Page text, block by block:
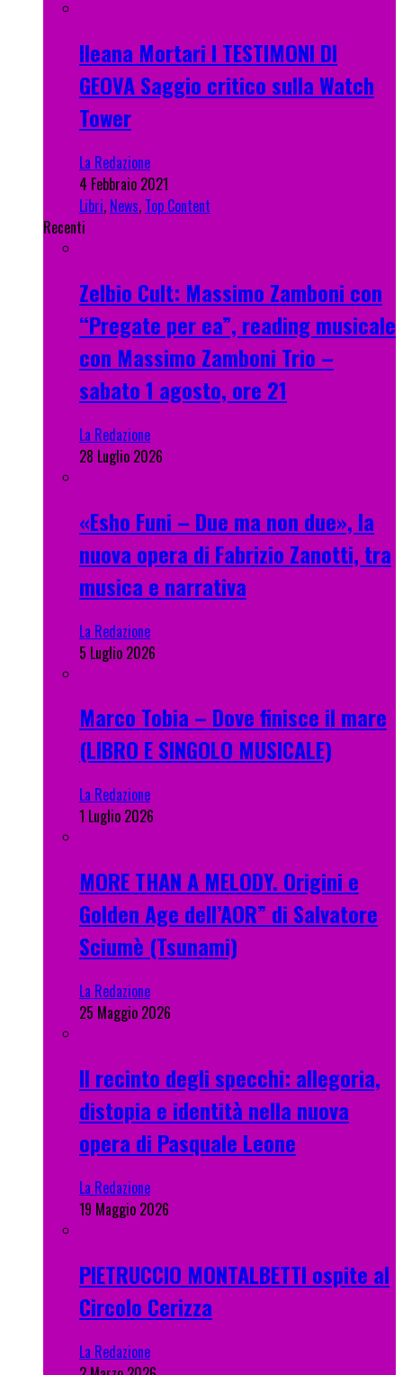
Ileana Mortari I TESTIMONI DI
GEOVA Saggio critico sulla Watch
Tower
La Redazione
4 Febbraio 2021
Libri, News, Top Content
Recenti
Zelbio Cult: Massimo Zamboni con
“Pregate per ea”, reading musicale
con Massimo Zamboni Trio –
sabato 1 agosto, ore 21
La Redazione
28 Luglio 2026
«Esho Funi – Due ma non due», la
nuova opera di Fabrizio Zanotti, tra
musica e narrativa
La Redazione
5 Luglio 2026
Marco Tobia – Dove finisce il mare
(LIBRO E SINGOLO MUSICALE)
La Redazione
1 Luglio 2026
MORE THAN A MELODY. Origini e
Golden Age dell’AOR” di Salvatore
Sciumè (Tsunami)
La Redazione
25 Maggio 2026
Il recinto degli specchi: allegoria,
distopia e identità nella nuova
opera di Pasquale Leone
La Redazione
19 Maggio 2026
PIETRUCCIO MONTALBETTI ospite al
Circolo Cerizza
La Redazione